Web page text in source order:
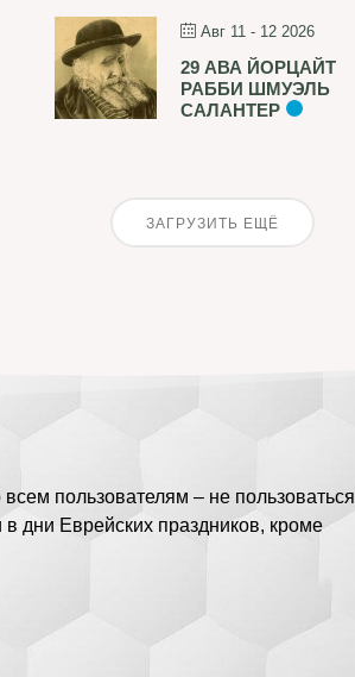
Авг 11 - 12 2026
29 АВА ЙОРЦАЙТ
РАББИ ШМУЭЛЬ
САЛАНТЕР
ЗАГРУЗИТЬ ЕЩЁ
пользователям – не пользоваться
дни Еврейских праздников, кроме